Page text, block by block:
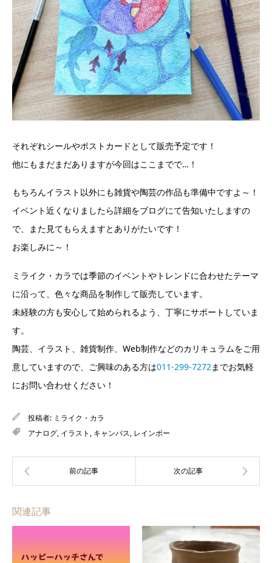
それぞれシールやポストカードとして販売予定です！
他にもまだまだありますが今回はここまでで…！
もちろんイラスト以外にも雑貨や陶芸の作品も準備中ですよ～！
イベント近くなりましたら詳細をブログにて告知いたしますの
で、また見てもらえますとありがたいです！
お楽しみに～！
ミライク・カラでは季節のイベントやトレンドに合わせたテーマ
に沿って、色々な商品を制作して販売しています。
未経験の方も安心して始められるよう、丁寧にサポートしていま
す。
陶芸、イラスト、雑貨制作、Web制作などのカリキュラムをご用
意していますので、ご興味のある方は011-299-7272までお気軽
にお問い合わせください！
投稿者: ミライク・カラ
アナログ, イラスト , キャンバス, レインボー
関連記事